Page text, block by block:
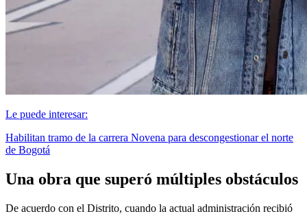
Le puede interesar:
Habilitan tramo de la carrera Novena para descongestionar el norte
de Bogotá
Una obra que superó múltiples obstáculos
De acuerdo con el Distrito, cuando la actual administración recibió